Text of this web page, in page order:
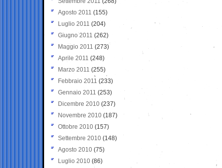
Agosto 2011 (155)
Luglio 2011 (204)
Giugno 2011 (262)
Maggio 2011 (273)
Aprile 2011 (248)
Marzo 2011 (255)
Febbraio 2011 (233)
Gennaio 2011 (253)
Dicembre 2010 (237)
Novembre 2010 (187)
Ottobre 2010 (157)
Settembre 2010 (148)
Agosto 2010 (75)
Luglio 2010 (86)